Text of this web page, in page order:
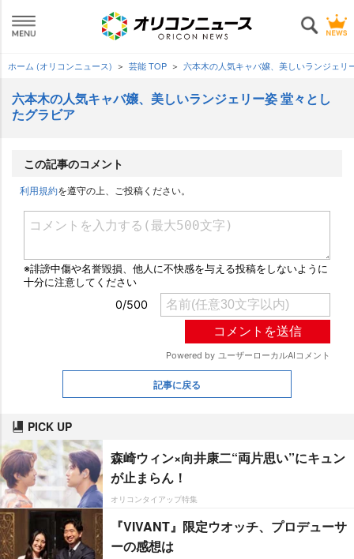
ホーム (オリコンニュース) 芸能 TOP 六本木の人気キャバ嬢、美しいランジェ
六本木の人気キャバ嬢、美しいランジェリー姿 堂々とし
たグラビア
この記事のコメント
利用規約を遵守の上、ご投稿ください。
記事に戻る
PICK UP
森崎ウィン×向井康二“両片思い”にキュン
が止まらん！
オリコンタイアップ特集
『VIVANT』限定ウオッチ、プロデューサ
ーの感想は